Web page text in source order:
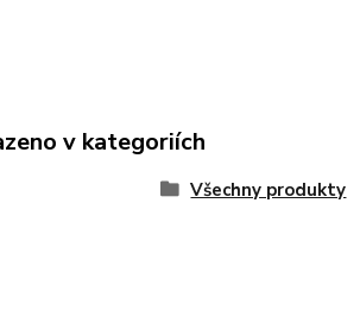
v kategoriích
Všechny produkty